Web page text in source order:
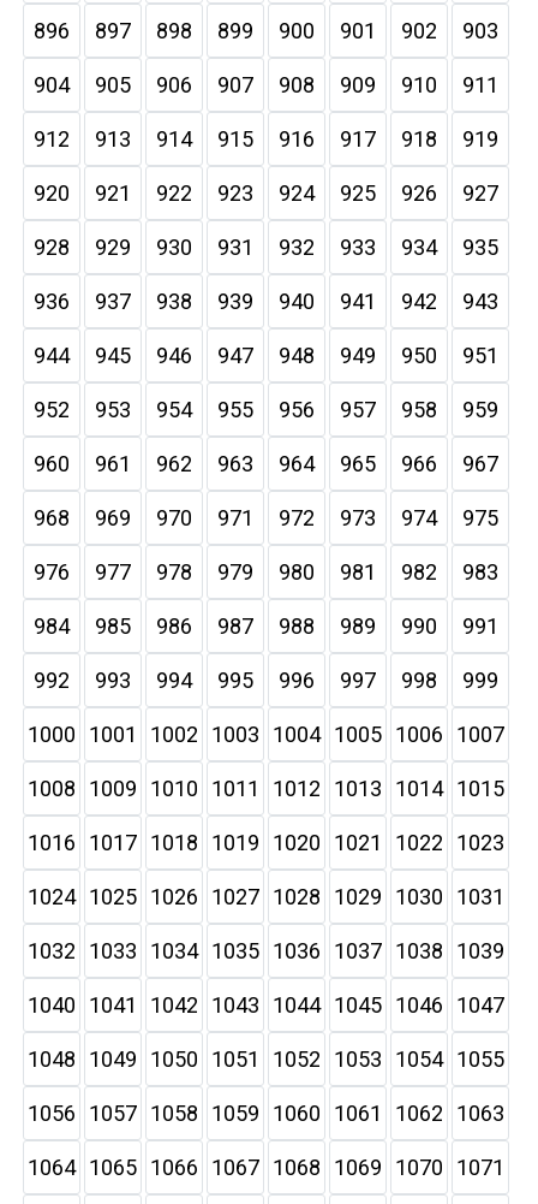
896 897 898 899 900 901 902 903
904 905 906 907 908 909 910 911
912 913 914 915 916 917 918 919
920 921 922 923 924 925 926 927
928 929 930 931 932 933 934 935
936 937 938 939 940 941 942 943
944 945 946 947 948 949 950 951
952 953 954 955 956 957 958 959
960 961 962 963 964 965 966 967
968 969 970 971 972 973 974 975
976 977 978 979 980 981 982 983
984 985 986 987 988 989 990 991
992 993 994 995 996 997 998 999
1000 1001 1002 1003 1004 1005 1006 1007
1008 1009 1010 1011 1012 1013 1014 1015
1016 1017 1018 1019 1020 1021 1022 1023
1024 1025 1026 1027 1028 1029 1030 1031
1032 1033 1034 1035 1036 1037 1038 1039
1040 1041 1042 1043 1044 1045 1046 1047
1048 1049 1050 1051 1052 1053 1054 1055
1056 1057 1058 1059 1060 1061 1062 1063
1064 1065 1066 1067 1068 1069 1070 1071